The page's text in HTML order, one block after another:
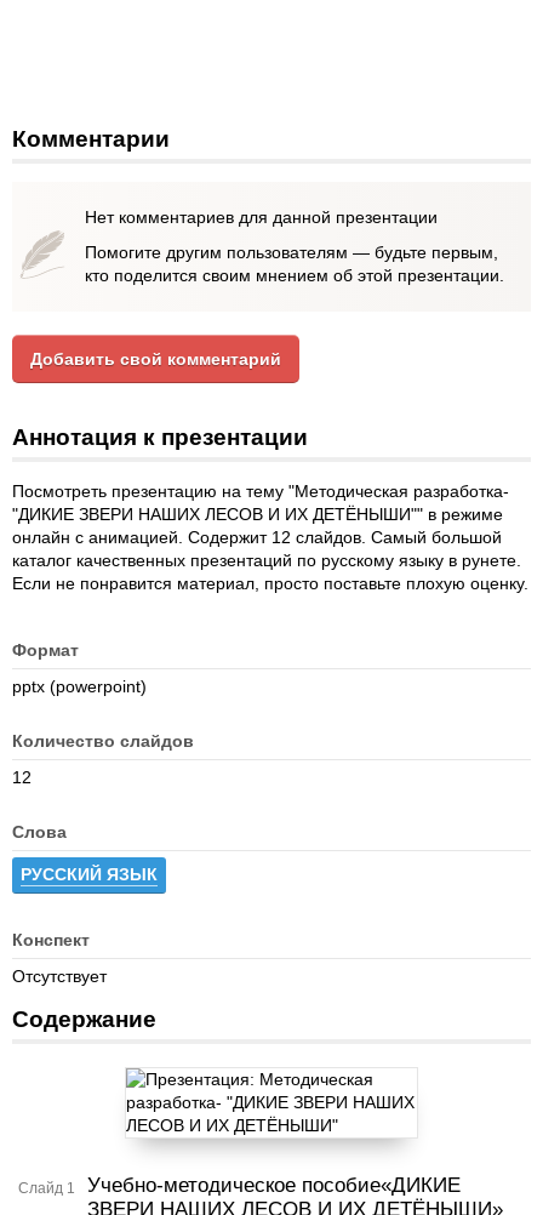
Комментарии
Нет комментариев для данной презентации
Помогите другим пользователям — будьте первым,
кто поделится своим мнением об этой презентации.
Добавить свой комментарий
Аннотация к презентации
Посмотреть презентацию на тему "Методическая разработка-
"ДИКИЕ ЗВЕРИ НАШИХ ЛЕСОВ И ИХ ДЕТЁНЫШИ"" в режиме
онлайн с анимацией. Содержит 12 слайдов. Самый большой
каталог качественных презентаций по русскому языку в рунете.
Если не понравится материал, просто поставьте плохую оценку.
Формат
pptx (powerpoint)
Количество слайдов
12
Слова
РУССКИЙ ЯЗЫК
Конспект
Отсутствует
Содержание
Слайд 1
Учебно-методическое пособие«ДИКИЕ
ЗВЕРИ НАШИХ ЛЕСОВ И ИХ ДЕТЁНЫШИ»